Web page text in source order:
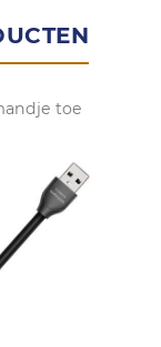
toe